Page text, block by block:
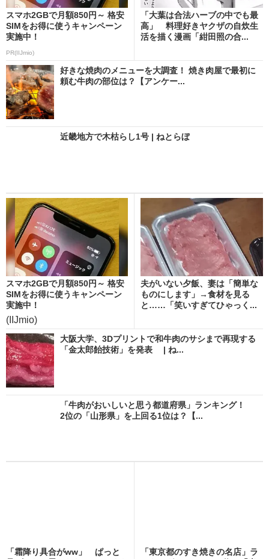
スマホ2GBで月額850円～ 格安
SIMをお得に使うキャンペーン
実施中！
PR(IIJmio)
「大葉は合法ハーブの中でも最
高」 料理好きヤクザの自炊生
活を描く漫画「紺田照の合...
好きな焼肉のメニューを大調査！ 焼き肉屋で最初に
頼む牛肉の部位は？【アンケー...
近畿地方で木枯らし1号 | ねとらぼ
スマホ2GBで月額850円～ 格安
SIMをお得に使うキャンペーン
実施中！
(IIJmio)
夫がいない夕飯、妻は「簡単な
ものにします」→食材を見る
と……「笑いすぎてひゃっく...
大阪大学、3Dプリントで和牛肉のサシまで再現する
「金太郎飴技術」を発表 | ね...
「牛肉がおいしいと思う都道府県」ランキング！
2位の「山形県」を上回る1位は？【...
「霜降り具合がww」 ぱっと
「東京都のすき焼きの名店」ラ